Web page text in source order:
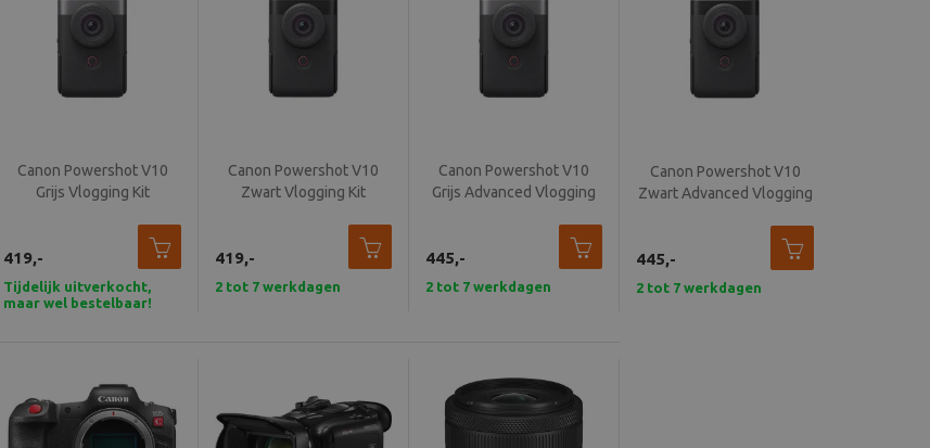
Canon Powershot V10
Grijs Vlogging Kit
419,-
Tijdelijk uitverkocht,
maar wel bestelbaar!
Canon Powershot V10
Zwart Vlogging Kit
419,-
2 tot 7 werkdagen
Canon Powershot V10
Grijs Advanced Vlogging
445,-
2 tot 7 werkdagen
Canon Powershot V10
Zwart Advanced Vlogging
445,-
2 tot 7 werkdagen